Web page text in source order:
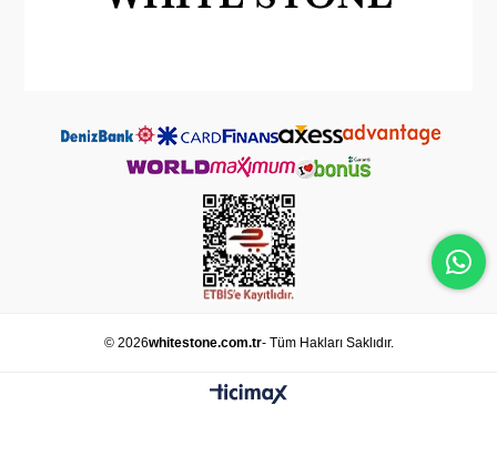
© 2026whitestone.com.tr- Tüm Hakları Saklıdır.